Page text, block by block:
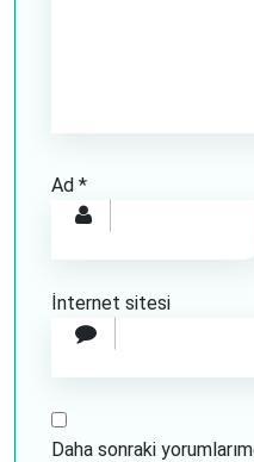
Ad *
İnternet sitesi
Daha sonraki